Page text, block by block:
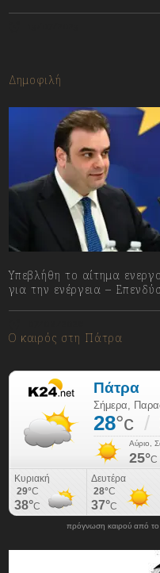
Δημοφιλή
Υπεβλήθη το αίτημα
για την ενέργεια –
Ο καιρός στη Πάτρα
πρόγνωση καιρού από